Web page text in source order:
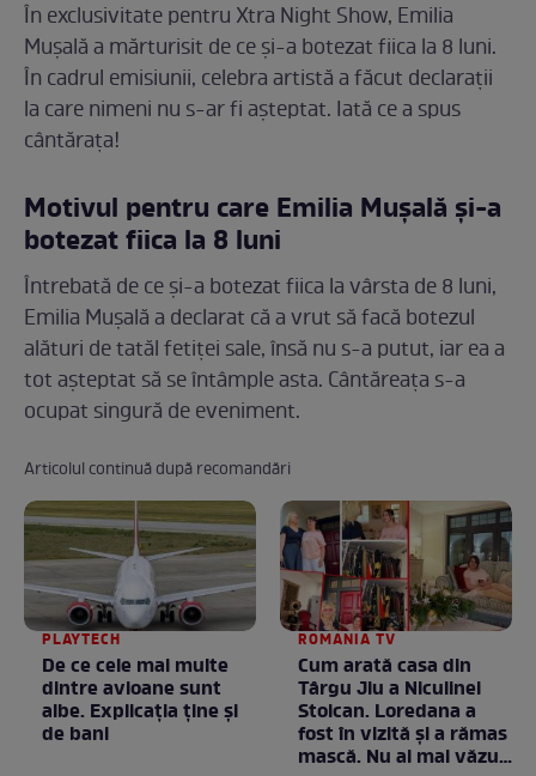
În exclusivitate pentru Xtra Night Show, Emilia
Mușală a mărturisit de ce și-a botezat fiica la 8 luni.
În cadrul emisiunii, celebra artistă a făcut declarații
la care nimeni nu s-ar fi așteptat. Iată ce a spus
cântărața!
Motivul pentru care Emilia Mușală și-a
botezat fiica la 8 luni
Întrebată de ce și-a botezat fiica la vârsta de 8 luni,
Emilia Mușală a declarat că a vrut să facă botezul
alături de tatăl fetiței sale, însă nu s-a putut, iar ea a
tot așteptat să se întâmple asta. Cântăreața s-a
ocupat singură de eveniment.
Articolul continuă după recomandări
PLAYTECH
De ce cele mai multe
dintre avioane sunt
albe. Explicația ține și
de bani
ROMANIA TV
Cum arată casa din
Târgu Jiu a Niculinei
Stoican. Loredana a
fost în vizită și a rămas
mască. Nu ai mai văzut